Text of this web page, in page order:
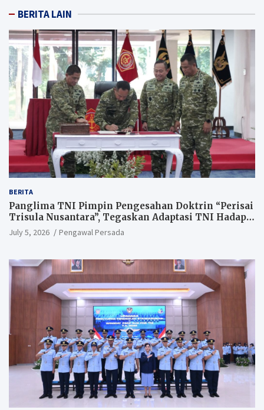
BERITA LAIN
BERITA
Panglima TNI Pimpin Pengesahan Doktrin “Perisai
Trisula Nusantara”, Tegaskan Adaptasi TNI Hadapi
Perang Modern
July 5, 2026 Pengawal Persada